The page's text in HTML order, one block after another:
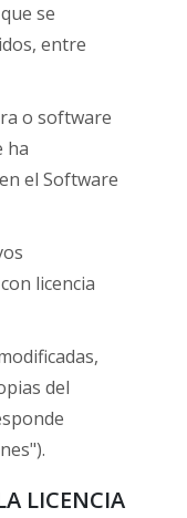
se
entre
o software
ha
el Software
licencia
del
LICENCIA